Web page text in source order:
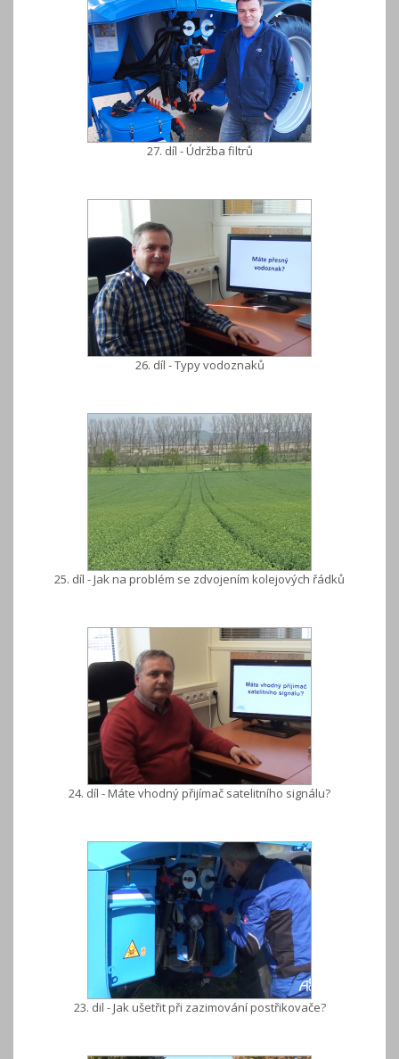
27. díl - Údržba filtrů
26. díl - Typy vodoznaků
25. díl - Jak na problém se zdvojením kolejových řádků
24. díl - Máte vhodný přijímač satelitního signálu?
23. dil - Jak ušetřit při zazimování postřikovače?